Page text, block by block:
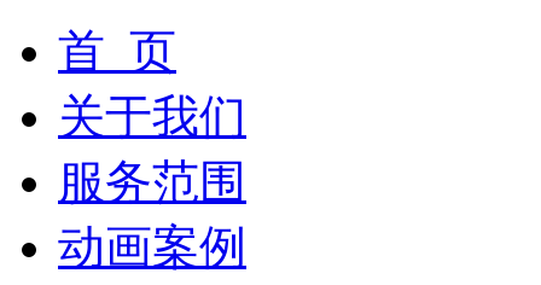
首 页
关于我们
服务范围
动画案例